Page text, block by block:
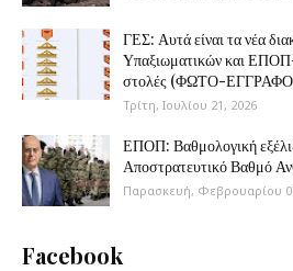
ΓΕΣ: Αυτά είναι τα νέα
Υπαξιωματικών και
στολές (ΦΩΤΟ-
Τρίτη, Ιουλίου 21, 2026
ΕΠΟΠ: Βαθμολογική
Αποστρατευτικό Βαθμό
Παρασκευή, Φεβρουαρίου
Facebook